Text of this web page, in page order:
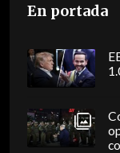
En portada